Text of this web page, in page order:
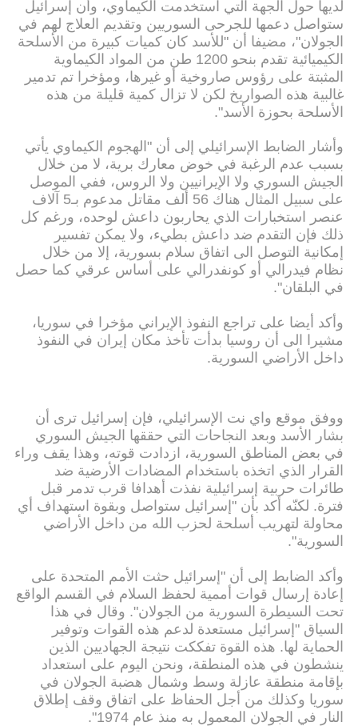
لديها حول الجهة التي استخدمت الكيماوي، وأن إسرائيل
ستواصل دعمها للجرحى السوريين وتقديم العلاج لهم في
الجولان"، مضيفا أن "للأسد كان كميات كبيرة من الأسلحة
الكيميائية تقدم بنحو 1200 طن من المواد الكيماوية
المثبتة على رؤوس صاروخية أو غيرها، ومؤخرا تم تدمير
غالبية هذه الصواريخ لكن لا تزال كمية قليلة من هذه
الأسلحة بحوزة الأسد".
وأشار الضابط الإسرائيلي إلى أن "الهجوم الكيماوي يأتي
بسبب عدم الرغبة في خوض معارك برية، لا من خلال
الجيش السوري ولا الإيرانيين ولا الروس، ففي الموصل
على سبيل المثال هناك 56 ألف مقاتل مدعوم بـ5 آلاف
عنصر استخبارات الذي يحاربون داعش لوحده، ورغم كل
ذلك فإن التقدم ضد داعش بطيء، ولا يمكن تفسير
إمكانية التوصل الى اتفاق سلام بسورية، إلا من خلال
نظام فيدرالي أو كونفدرالي على أساس عرقي كما حصل
في البلقان".
وأكد أيضا على تراجع النفوذ الإيراني مؤخرا في سوريا،
مشيرا الى أن روسيا بدأت تأخذ مكان إيران في النفوذ
داخل الأراضي السورية.
ووفق موقع واي نت الإسرائيلي، فإن إسرائيل ترى أن
بشار الأسد وبعد النجاحات التي حققها الجيش السوري
في بعض المناطق السورية، ازدادت قوته، وهذا يقف وراء
القرار الذي اتخذه باستخدام المضادات الأرضية ضد
طائرات حربية إسرائيلية نفذت أهدافا قرب تدمر قبل
فترة. لكنّه أكد بأن "إسرائيل ستواصل وبقوة استهداف أي
محاولة لتهريب أسلحة لحزب الله من داخل الأراضي
السورية".
وأكد الضابط إلى أن "إسرائيل حثت الأمم المتحدة على
إعادة إرسال قوات أممية لحفظ السلام في القسم الواقع
تحت السيطرة السورية من الجولان". وقال في هذا
السياق "إسرائيل مستعدة لدعم هذه القوات وتوفير
الحماية لها. هذه القوة تفككت نتيجة الجهاديين الذين
ينشطون في هذه المنطقة، ونحن اليوم على استعداد
بإقامة منطقة عازلة وسط وشمال هضبة الجولان في
سوريا وكذلك من أجل الحفاظ على اتفاق وقف إطلاق
النار في الجولان المعمول به منذ عام 1974".